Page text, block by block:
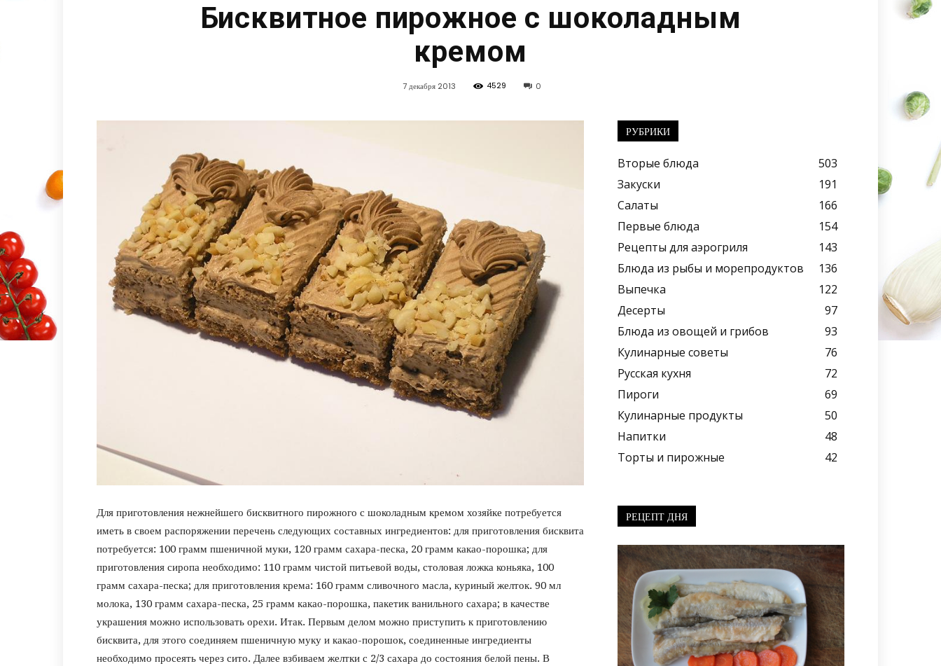
вкусные
блюда
фото
Бисквитное пирожное с шоколадным
кремом
7 декабря 2013 4529 0
Для приготовления нежнейшего бисквитного пирожного с шоколадным кремом хозяйке потребуется
иметь в своем распоряжении перечень следующих составных ингредиентов: для приготовления бисквита
потребуется: 100 грамм пшеничной муки, 120 грамм сахара-песка, 20 грамм какао-порошка; для
приготовления сиропа необходимо: 110 грамм чистой питьевой воды, столовая ложка коньяка, 100
грамм сахара-песка; для приготовления крема: 160 грамм сливочного масла, куриный желток. 90 мл
молока, 130 грамм сахара-песка, 25 грамм какао-порошка, пакетик ванильного сахара; в качестве
украшения можно использовать орехи. Итак. Первым делом можно приступить к приготовлению
бисквита, для этого соединяем пшеничную муку и какао-порошок, соединенные ингредиенты
необходимо просеять через сито. Далее взбиваем желтки с 2/3 сахара до состояния белой пены. В
РУБРИКИ
Вторые блюда
503
Закуски
191
Салаты
166
Первые блюда
154
Рецепты для аэрогриля
143
Блюда из рыбы и морепродуктов
136
Выпечка
122
Десерты
97
Блюда из овощей и грибов
93
Кулинарные советы
76
Русская кухня
72
Пироги
69
Кулинарные продукты
50
Напитки
48
Торты и пирожные
42
РЕЦЕПТ ДНЯ